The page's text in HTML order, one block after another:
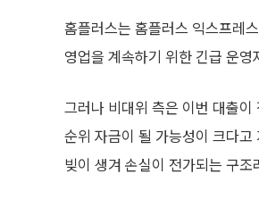
홈플러스는 홈플러스 익스프레
영업을 계속하기 위한 긴급 운
그러나 비대위 측은 이번 대출
순위 자금이 될 가능성이 크다
빚이 생겨 손실이 전가되는 구조